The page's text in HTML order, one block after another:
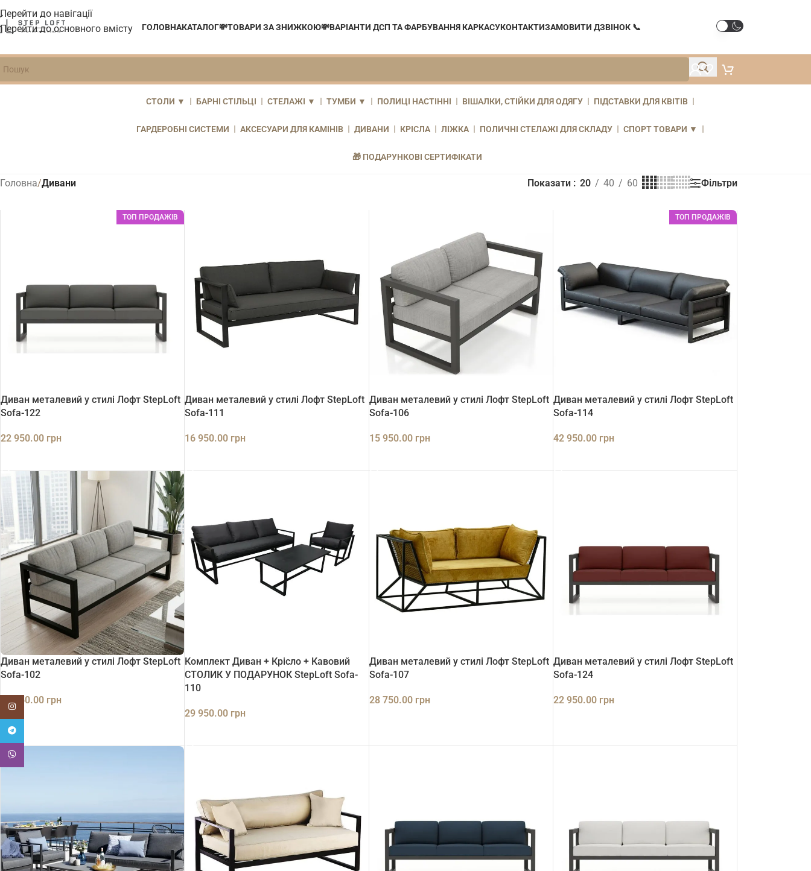
Перейти до навігації
Перейти до основного вмісту
ГОЛОВНАКАТАЛОГ💸ТОВАРИ ЗА ЗНИЖКОЮ💸ВАРІАНТИ ДСП ТА ФАРБУВАННЯ КАРКАСУКОНТАКТИЗАМОВИТИ ДЗВІНОК 📞
СТОЛИ ▼ БАРНІ СТІЛЬЦІ СТЕЛАЖІ ▼ ТУМБИ ▼ ПОЛИЦІ НАСТІННІ ВІШАЛКИ, СТІЙКИ ДЛЯ ОДЯГУ ПІДСТАВКИ ДЛЯ КВІТІВ
ГАРДЕРОБНІ СИСТЕМИ АКСЕСУАРИ ДЛЯ КАМІНІВ ДИВАНИ КРІСЛА ЛІЖКА ПОЛИЧНІ СТЕЛАЖІ ДЛЯ СКЛАДУ СПОРТ ТОВАРИ ▼
🎁 ПОДАРУНКОВІ СЕРТИФІКАТИ
Головна/Дивани Показати 20 40 60 Фільтри
ТОП ПРОДАЖІВ
Диван металевий у стилі Лофт StepLoft
Sofa-122
22 950.00 грн
Диван металевий у стилі Лофт StepLoft
Sofa-111
16 950.00 грн
Диван металевий у стилі Лофт StepLoft
Sofa-106
15 950.00 грн
ТОП ПРОДАЖІВ
Диван металевий у стилі Лофт StepLoft
Sofa-114
42 950.00 грн
Диван металевий у стилі Лофт StepLoft
Sofa-102
19 950.00 грн
ДОДАТИ В КОШИК
Комплект Диван + Крісло + Кавовий
СТОЛИК У ПОДАРУНОК StepLoft Sofa-
110
29 950.00 грн
Диван металевий у стилі Лофт StepLoft
Sofa-107
28 750.00 грн
Диван металевий у стилі Лофт StepLoft
Sofa-124
22 950.00 грн
Instagram